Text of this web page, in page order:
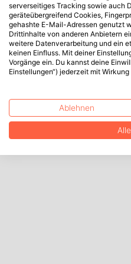
serverseitiges Tracking sowie auch
geräteübergreifend Cookies,
gehashte E-Mail-Adressen genutzt
Drittinhalte von anderen Anbietern
weitere Datenverarbeitung und ein
keinen Einfluss. Mit deiner
Vorgänge ein. Du kannst deine
Einstellungen“) jederzeit mit
Ablehnen